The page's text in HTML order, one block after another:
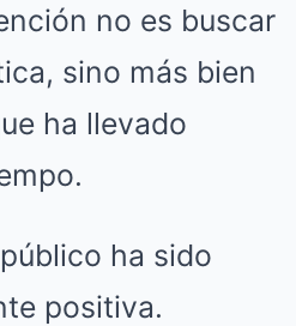
no es buscar
sino más bien
ha llevado
ha sido
positiva.